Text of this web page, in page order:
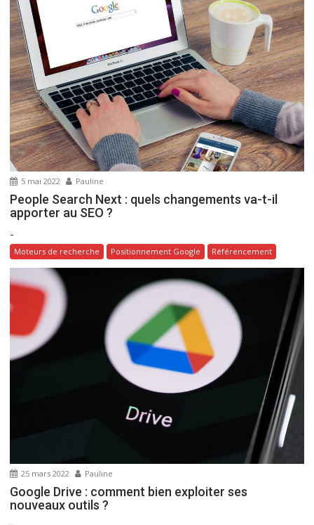
o
n
d
e
l
’
a
r
t
i
c
l
5 mai 2022 Pauline
People Search Next : quels changements va-t-il
apporter au SEO ?
-
Moteurs de recherche Positionnement Google Référencement
25 mars 2022 Pauline
Google Drive : comment bien exploiter ses
nouveaux outils ?